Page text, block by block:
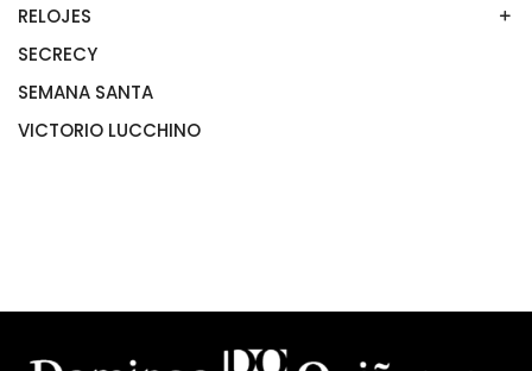
PENDIENTES DE PLATA
PENDIENTES GUESS
PENDIENTES RAIVE
PULSERAS DE ORO
PULSERAS LOTUS ACERO
PULSERAS MASERATI
PULSERAS RAIVE
RELOJES
RELOJES FESTINA
RELOJES GUESS
RELOJES LOTUS
RELOJES TIMBERLAND
RELOJES TOMMY HILFIGUER
SECRECY
SEMANA SANTA
VICTORIO LUCCHINO